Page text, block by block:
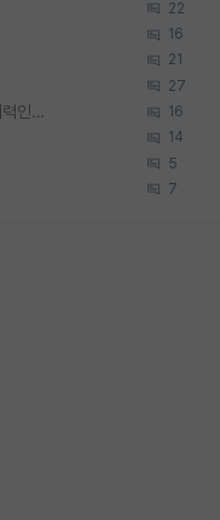
22
16
21
27
박사진학하기에 2억은 괜찮은 (?) 정도의 경제력인가요 16
14
5
7